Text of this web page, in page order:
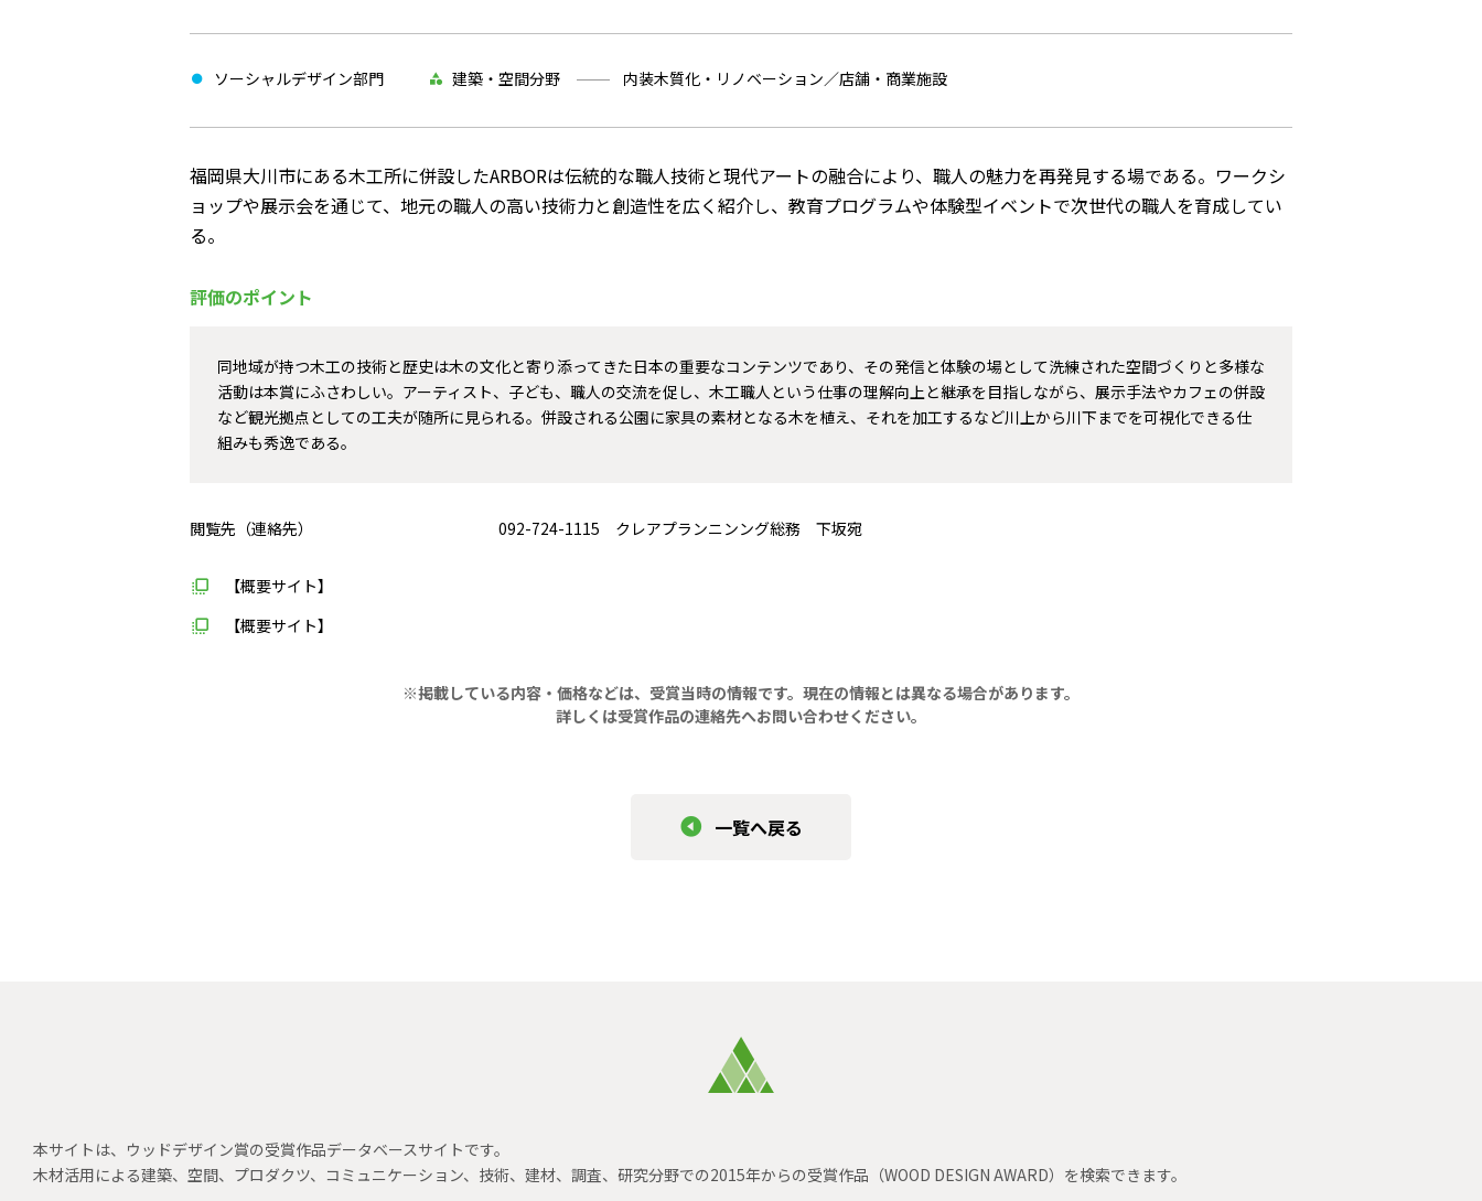
ソーシャルデザイン部門 建築・空間分野 内装木質化・リノベーション／店舗・商業施設
福岡県大川市にある木工所に併設したARBORは伝統的な職人技術と現代アートの融合により、職人の魅力を再発見する場である。ワークシ
ョップや展示会を通じて、地元の職人の高い技術力と創造性を広く紹介し、教育プログラムや体験型イベントで次世代の職人を育成してい
る。
評価のポイント
同地域が持つ木工の技術と歴史は木の文化と寄り添ってきた日本の重要なコンテンツであり、その発信と体験の場として洗練された空間づくりと多様な
活動は本賞にふさわしい。アーティスト、子ども、職人の交流を促し、木工職人という仕事の理解向上と継承を目指しながら、展示手法やカフェの併設
など観光拠点としての工夫が随所に見られる。併設される公園に家具の素材となる木を植え、それを加工するなど川上から川下までを可視化できる仕
組みも秀逸である。
閲覧先（連絡先） 092-724-1115 クレアプランニンング総務 下坂宛
【概要サイト】
【概要サイト】
※掲載している内容・価格などは、受賞当時の情報です。現在の情報とは異なる場合があります。
詳しくは受賞作品の連絡先へお問い合わせください。
一覧へ戻る
本サイトは、ウッドデザイン賞の受賞作品データベースサイトです。
木材活用による建築、空間、プロダクツ、コミュニケーション、技術、建材、調査、研究分野での2015年からの受賞作品（WOOD DESIGN AWARD）を検索できます。